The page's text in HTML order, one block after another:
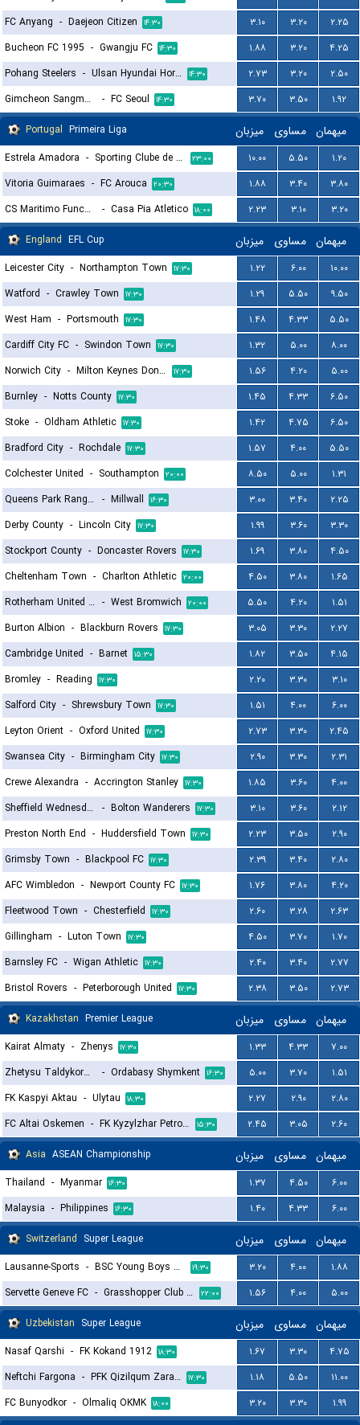
FC Anyang - Daejeon Citizen ۱۴:۳۰ ۳.۱۰ ۳.۲۰
۲.۲۵
Bucheon FC 1995 - Gwangju FC ۱۴:۳۰ ۱.۸۸ ۳.۲۰
۴.۲۵
Pohang Steelers - Ulsan Hyundai Horang-i ۱۴:۳۰ ۲.۷۳ ۳.۲۰
۲.۵۰
Gimcheon Sangmu FC
- FC Seoul ۱۴:۳۰ ۳.۷۰ ۳.۵۰
۱.۹۲
Portugal Primeira Liga میزبان مساوی میهمان
Estrela Amadora - Sporting Clube de Portugal ۲۳:۰۰ ۱۰.۰۰ ۵.۵۰
۱.۲۰
Vitoria Guimaraes - FC Arouca ۲۰:۳۰ ۱.۸۸ ۳.۴۰
۳.۸۰
CS Maritimo Funchal
- Casa Pia Atletico ۱۸:۰۰ ۲.۲۳ ۳.۱۰
۳.۲۰
England EFL Cup میزبان مساوی میهمان
Leicester City - Northampton Town ۱۷:۳۰ ۱.۲۲ ۶.۰۰
۱۰.۰۰
Watford - Crawley Town ۱۷:۳۰ ۱.۲۹ ۵.۵۰
۹.۵۰
West Ham - Portsmouth ۱۷:۳۰ ۱.۴۸ ۴.۳۳
۵.۵۰
Cardiff City FC - Swindon Town ۱۷:۳۰ ۱.۳۲ ۵.۰۰
۸.۰۰
Norwich City - Milton Keynes Dons FC ۱۷:۳۰ ۱.۵۶ ۴.۲۰
۵.۰۰
Burnley - Notts County ۱۷:۳۰ ۱.۴۵ ۴.۳۳
۶.۵۰
Stoke - Oldham Athletic ۱۷:۳۰ ۱.۴۲ ۴.۷۵
۶.۵۰
Bradford City - Rochdale ۱۷:۳۰ ۱.۵۷ ۴.۰۰
۵.۵۰
Colchester United - Southampton ۲۰:۰۰ ۸.۵۰ ۵.۰۰
۱.۳۱
Queens Park Rangers - Millwall ۱۶:۳۰ ۳.۰۰ ۳.۴۰
۲.۲۵
Derby County - Lincoln City ۱۷:۳۰ ۱.۹۹ ۳.۶۰
۳.۳۰
Stockport County - Doncaster Rovers ۱۷:۳۰ ۱.۶۹ ۳.۸۰
۴.۵۰
Cheltenham Town - Charlton Athletic ۲۰:۰۰ ۴.۵۰ ۳.۸۰
۱.۶۵
Rotherham United FC - West Bromwich ۲۰:۰۰ ۵.۵۰ ۴.۲۰
۱.۵۱
Burton Albion - Blackburn Rovers ۱۷:۳۰ ۳.۰۵ ۳.۳۰
۲.۲۷
Cambridge United - Barnet ۱۵:۳۰ ۱.۸۲ ۳.۵۰
۴.۱۵
Bromley - Reading ۱۷:۳۰ ۲.۲۰ ۳.۳۰
۳.۱۰
Salford City - Shrewsbury Town ۱۷:۳۰ ۱.۵۱ ۴.۰۰
۶.۰۰
Leyton Orient - Oxford United ۱۷:۳۰ ۲.۷۳ ۳.۳۰
۲.۴۵
Swansea City - Birmingham City ۱۷:۳۰ ۲.۹۰ ۳.۳۰
۲.۳۱
Crewe Alexandra - Accrington Stanley ۱۷:۳۰ ۱.۸۵ ۳.۶۰
۴.۰۰
Sheffield Wednesday
- Bolton Wanderers ۱۷:۳۰ ۳.۱۰ ۳.۶۰
۲.۱۲
Preston North End - Huddersfield Town ۱۷:۳۰ ۲.۲۳ ۳.۵۰
۲.۹۰
Grimsby Town - Blackpool FC ۱۷:۳۰ ۲.۳۹ ۳.۴۰
۲.۸۰
AFC Wimbledon - Newport County FC ۱۷:۳۰ ۱.۷۶ ۳.۸۰
۴.۲۰
Fleetwood Town - Chesterfield ۱۷:۳۰ ۲.۶۰ ۳.۲۸
۲.۶۳
Gillingham - Luton Town ۱۷:۳۰ ۴.۵۰ ۳.۷۰
۱.۷۰
Barnsley FC - Wigan Athletic ۱۷:۳۰ ۲.۴۰ ۳.۴۰
۲.۷۷
Bristol Rovers - Peterborough United ۱۷:۳۰ ۲.۳۸ ۳.۵۰
۲.۷۳
Kazakhstan Premier League میزبان مساوی میهمان
Kairat Almaty - Zhenys ۱۷:۳۰ ۱.۳۳ ۴.۳۳
۷.۰۰
Zhetysu Taldykorgan
- Ordabasy Shymkent ۱۶:۳۰ ۵.۰۰ ۳.۷۰
۱.۵۱
FK Kaspyi Aktau - Ulytau ۱۸:۳۰ ۲.۲۷ ۲.۹۰
۲.۸۰
FC Altai Oskemen - FK Kyzylzhar Petropavlovsk ۱۵:۳۰ ۲.۴۵ ۳.۰۵
۲.۶۰
Asia ASEAN Championship میزبان مساوی میهمان
Thailand - Myanmar ۱۶:۳۰ ۱.۳۷ ۴.۵۰
۶.۰۰
Malaysia - Philippines ۱۶:۳۰ ۱.۴۰ ۴.۳۳
۶.۰۰
Switzerland Super League میزبان مساوی میهمان
Lausanne-Sports - BSC Young Boys Bern ۱۹:۳۰ ۳.۲۰ ۴.۰۰
۱.۸۸
Servette Geneve FC - Grasshopper Club Zurich ۲۲:۰۰ ۱.۵۶ ۴.۰۰
۵.۰۰
Uzbekistan Super League میزبان مساوی میهمان
Nasaf Qarshi - FK Kokand 1912 ۱۸:۳۰ ۱.۶۷ ۳.۳۰
۴.۷۵
Neftchi Fargona - PFK Qizilqum Zarafshon ۱۷:۳۰ ۱.۱۸ ۵.۵۰
۱۱.۰۰
FC Bunyodkor - Olmaliq OKMK ۱۸:۰۰ ۳.۲۰ ۳.۳۰
۱.۹۹